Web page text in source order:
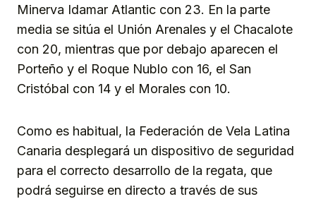
Minerva Idamar Atlantic con 23. En la parte
media se sitúa el Unión Arenales y el Chacalote
con 20, mientras que por debajo aparecen el
Porteño y el Roque Nublo con 16, el San
Cristóbal con 14 y el Morales con 10.
Como es habitual, la Federación de Vela Latina
Canaria desplegará un dispositivo de seguridad
para el correcto desarrollo de la regata, que
podrá seguirse en directo a través de sus